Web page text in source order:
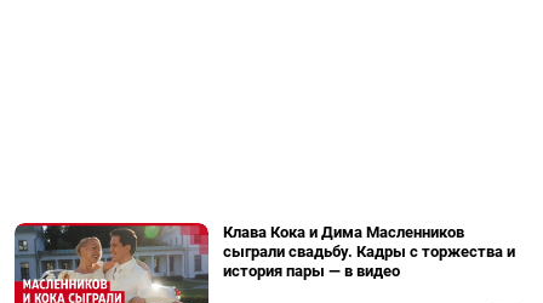
Клава Кока и Дима Масленников
сыграли свадьбу. Кадры с торжества и
история пары — в видео